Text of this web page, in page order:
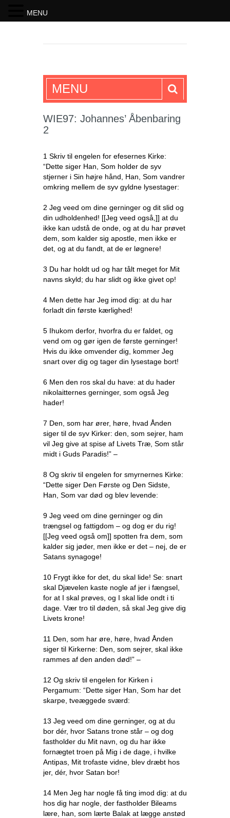
SKRIFTEN
MENU
WIE97: Johannes’ Åbenbaring
2
1 Skriv til engelen for efesernes Kirke:
“Dette siger Han, Som holder de syv
stjerner i Sin højre hånd, Han, Som vandrer
omkring mellem de syv gyldne lysestager:
2 Jeg veed om dine gerninger og dit slid og
din udholdenhed! [[Jeg veed også,]] at du
ikke kan udstå de onde, og at du har prøvet
dem, som kalder sig apostle, men ikke er
det, og at du fandt, at de er løgnere!
3 Du har holdt ud og har tålt meget for Mit
navns skyld; du har slidt og ikke givet op!
4 Men dette har Jeg imod dig: at du har
forladt din første kærlighed!
5 Ihukom derfor, hvorfra du er faldet, og
vend om og gør igen de første gerninger!
Hvis du ikke omvender dig, kommer Jeg
snart over dig og tager din lysestage bort!
6 Men den ros skal du have: at du hader
nikolaitternes gerninger, som også Jeg
hader!
7 Den, som har ører, høre, hvad Ånden
siger til de syv Kirker: den, som sejrer, ham
vil Jeg give at spise af Livets Træ, Som står
midt i Guds Paradis!” –
8 Og skriv til engelen for smyrnernes Kirke:
“Dette siger Den Første og Den Sidste,
Han, Som var død og blev levende:
9 Jeg veed om dine gerninger og din
trængsel og fattigdom – og dog er du rig!
[[Jeg veed også om]] spotten fra dem, som
kalder sig jøder, men ikke er det – nej, de er
Satans synagoge!
10 Frygt ikke for det, du skal lide! Se: snart
skal Djævelen kaste nogle af jer i fængsel,
for at I skal prøves, og I skal lide ondt i ti
dage. Vær tro til døden, så skal Jeg give dig
Livets krone!
11 Den, som har øre, høre, hvad Ånden
siger til Kirkerne: Den, som sejrer, skal ikke
rammes af den anden død!” –
12 Og skriv til engelen for Kirken i
Pergamum: “Dette siger Han, Som har det
skarpe, tveæggede sværd:
13 Jeg veed om dine gerninger, og at du
bor dér, hvor Satans trone står – og dog
fastholder du Mit navn, og du har ikke
fornægtet troen på Mig i de dage, i hvilke
Antipas, Mit trofaste vidne, blev dræbt hos
jer, dér, hvor Satan bor!
14 Men Jeg har nogle få ting imod dig: at du
hos dig har nogle, der fastholder Bileams
lære, han, som lærte Balak at lægge anstød
MENU